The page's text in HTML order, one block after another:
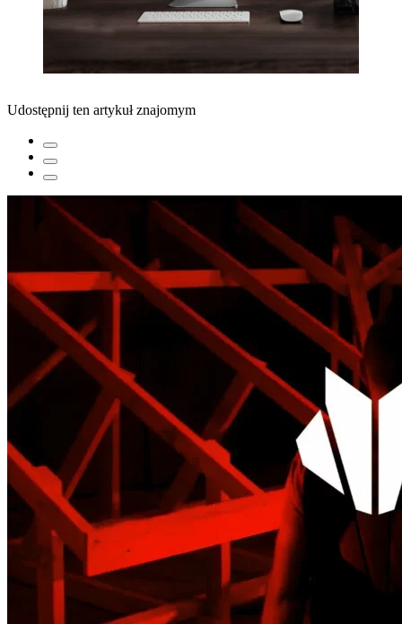
Udostępnij ten artykuł znajomym